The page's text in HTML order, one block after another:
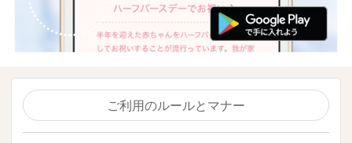
ご利用のルールとマナー